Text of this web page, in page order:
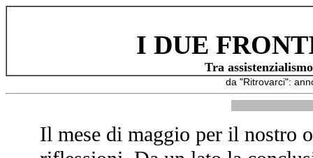
I DUE
Tra
da "Ritrovarci":
Il mese di maggio per il nostro